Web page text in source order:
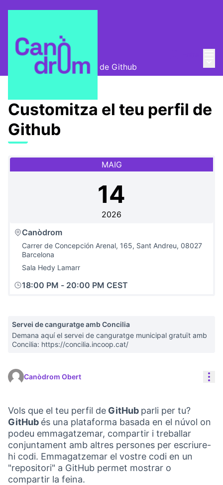
Canòdrom Obert
Customitza el teu perfil de Github
Customitza el teu perfil de
Github
MAIG
14
2026
Canòdrom
Carrer de Concepción Arenal, 165, Sant Andreu, 08027
Barcelona
Sala Hedy Lamarr
18:00 PM - 20:00 PM CEST
Servei de canguratge amb Concilia
Demana aquí el servei de canguratge municipal gratuït amb
Concilia: https://concilia.incoop.cat/
Canòdrom Obert
Vols que el teu perfil de GitHub parli per tu?
GitHub és una plataforma basada en el núvol on
podeu emmagatzemar, compartir i treballar
conjuntament amb altres persones per escriure-
hi codi. Emmagatzemar el vostre codi en un
"repositori" a GitHub permet mostrar o
compartir la feina.